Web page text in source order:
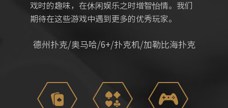
戏时的趣味，在休闲娱乐之时增智怡情。我们
期待在这些游戏中遇到更多的优秀玩家。
德州扑克/奥马哈/6+/扑克机/加勒比海扑克